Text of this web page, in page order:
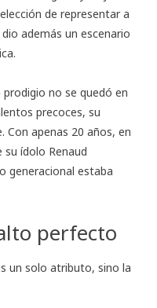
de representar a
además un escenario
no se quedó en
precoces, su
Con apenas 20 años, en
su ídolo Renaud
generacional estaba
perfecto
un solo atributo, sino la